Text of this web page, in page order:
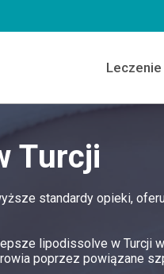
Leczenie
Turcji
standardy opieki,
lipodissolve w Turcji
poprzez powiązane